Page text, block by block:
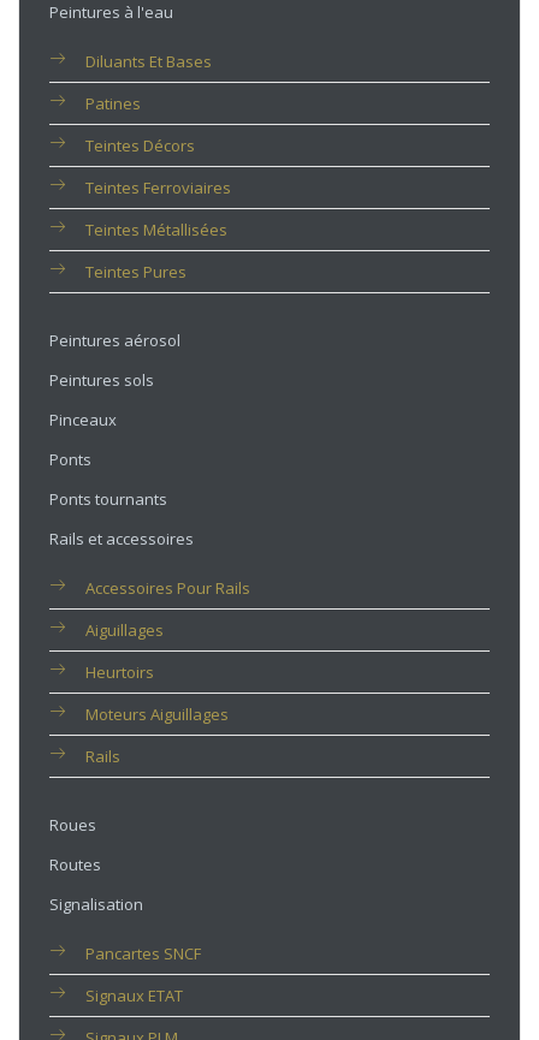
Peintures à l'eau
Diluants Et Bases
Patines
Teintes Décors
Teintes Ferroviaires
Teintes Métallisées
Teintes Pures
Peintures aérosol
Peintures sols
Pinceaux
Ponts
Ponts tournants
Rails et accessoires
Accessoires Pour Rails
Aiguillages
Heurtoirs
Moteurs Aiguillages
Rails
Roues
Routes
Signalisation
Pancartes SNCF
Signaux ETAT